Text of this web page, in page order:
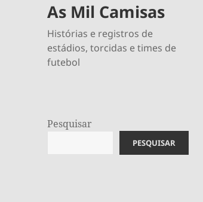
As Mil Camisas
Histórias e registros de
estádios, torcidas e times de
futebol
Pesquisar
PESQUISAR